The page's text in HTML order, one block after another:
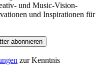
und Music-Vision-
und Inspirationen für
abonnieren
zur Kenntnis